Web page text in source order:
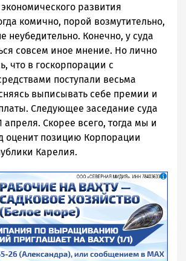
развития
комично, порой возмутительно,
неубедительно. Конечно, у суда
совсем иное мнение. Но лично
что в госкорпорации с
поступали весьма
выписывать себе премии и
Следующее заседание суда
апреля. Скорее всего, тогда мы и
оценит позицию Корпорации
Карелия.